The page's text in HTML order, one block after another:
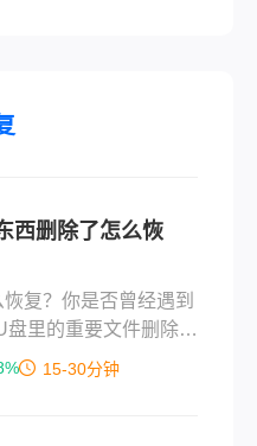
一、文件真的
西删除了怎么恢
复？你是否曾经遇到
盘里的重要文件删除
错误。然而，别担
15-30分钟